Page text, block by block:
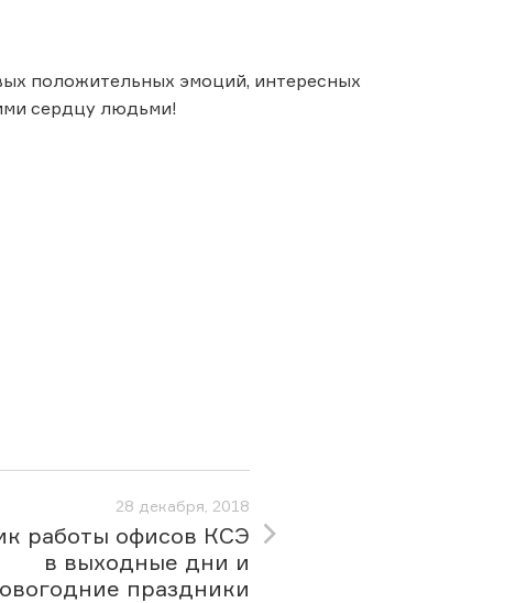
положительных эмоций, интересных
сердцу людьми!
28 декабря, 2018
работы офисов КСЭ
в выходные дни и
праздники